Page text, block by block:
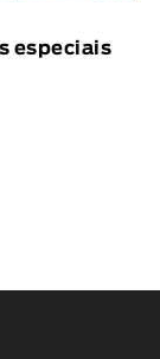
especiais